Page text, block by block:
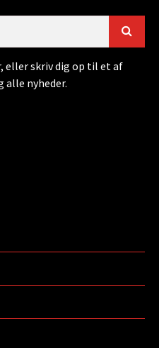
eller skriv dig op til et af
alle nyheder.